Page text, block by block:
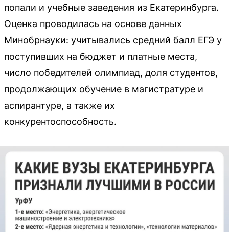
попали и учебные заведения из Екатеринбурга.
Оценка проводилась на основе данных
Минобрнауки: учитывались средний балл ЕГЭ у
поступивших на бюджет и платные места,
число победителей олимпиад, доля студентов,
продолжающих обучение в магистратуре и
аспирантуре, а также их
конкурентоспособность.